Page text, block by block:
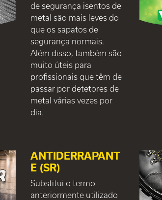
de segurança isentos de
metal são mais leves do
que os sapatos de
segurança normais.
Além disso, também são
muito úteis para
profissionais que têm de
passar por detetores de
metal várias vezes por
dia.
ANTIDERRAPANT
E (SR)
Substitui o termo
anteriormente utilizado